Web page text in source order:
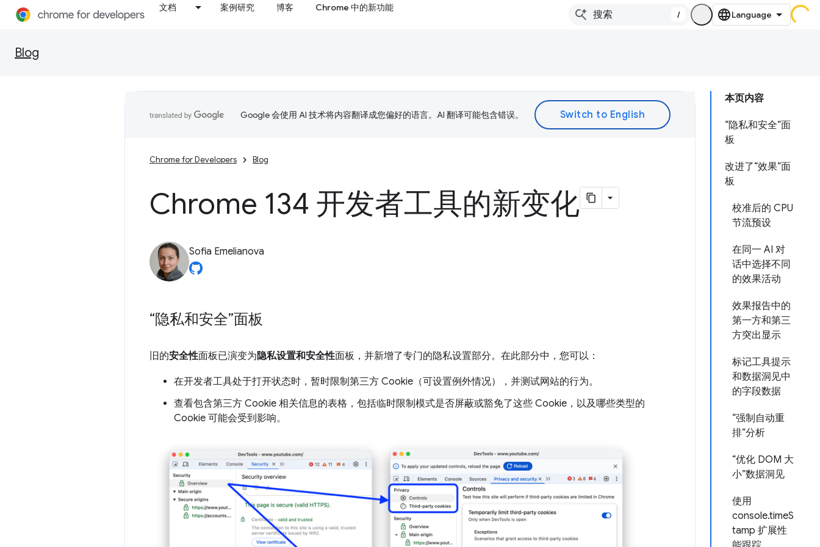
文档 案例研究 博客 Chrome 中的新功能
/
Blog
本页内容
“隐私和安全”面
板
改进了“效果”面
板
校准后的 CPU
节流预设
在同一 AI 对
话中选择不同
的效果活动
效果报告中的
第一方和第三
方突出显示
标记工具提示
和数据洞见中
的字段数据
“强制自动重
排”分析
“优化 DOM 大
小”数据洞见
使用
console.timeS
tamp 扩展性
Google 会使用 AI 技术将内容翻译成您偏好的语言。AI 翻译可能包含错误。
Chrome for Developers Blog
Chrome 134 开发者工具的新变化
Sofia Emelianova
“隐私和安全”面板
旧的安全性面板已演变为隐私设置和安全性面板，并新增了专门的隐私设置部分。在此部分中，您可以：
在开发者工具处于打开状态时，暂时限制第三方 Cookie（可设置例外情况），并测试网站的行为。
查看包含第三方 Cookie 相关信息的表格，包括临时限制模式是否屏蔽或豁免了这些 Cookie，以及哪些类型的
Cookie 可能会受到影响。